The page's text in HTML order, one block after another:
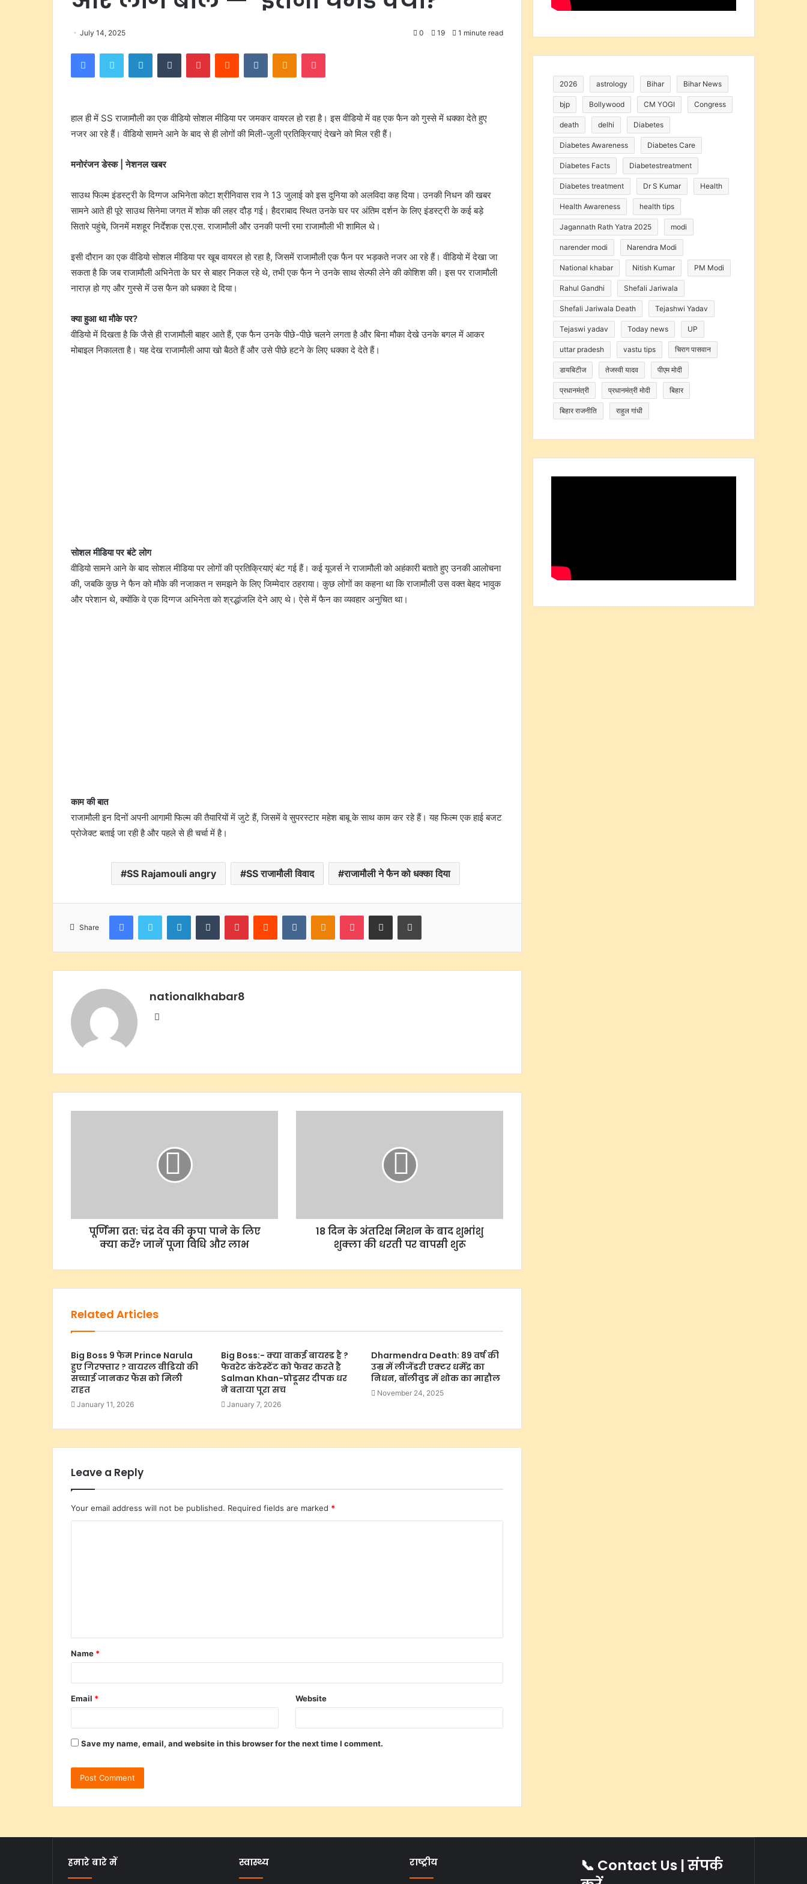
July 14, 2025 0 19 1 minute read
FacebookTwitter LinkedInTumblr PinterestReddit VKontakteOdnoklassniki
Pocket
हाल ही में SS राजामौली का एक वीडियो सोशल मीडिया पर जमकर वायरल हो रहा है। इस वीडियो में वह एक फैन को गुस्से में धक्का देते हुए
नजर आ रहे हैं। वीडियो सामने आने के बाद से ही लोगों की मिली-जुली प्रतिक्रियाएं देखने को मिल रही हैं।
मनोरंजन डेस्क | नेशनल खबर
साउथ फिल्म इंडस्ट्री के दिग्गज अभिनेता कोटा श्रीनिवास राव ने 13 जुलाई को इस दुनिया को अलविदा कह दिया। उनकी निधन की खबर
सामने आते ही पूरे साउथ सिनेमा जगत में शोक की लहर दौड़ गई। हैदराबाद स्थित उनके घर पर अंतिम दर्शन के लिए इंडस्ट्री के कई बड़े
सितारे पहुंचे, जिनमें मशहूर निर्देशक एस.एस. राजामौली और उनकी पत्नी रमा राजामौली भी शामिल थे।
इसी दौरान का एक वीडियो सोशल मीडिया पर खूब वायरल हो रहा है, जिसमें राजामौली एक फैन पर भड़कते नजर आ रहे हैं। वीडियो में देखा जा
सकता है कि जब राजामौली अभिनेता के घर से बाहर निकल रहे थे, तभी एक फैन ने उनके साथ सेल्फी लेने की कोशिश की। इस पर राजामौली
नाराज़ हो गए और गुस्से में उस फैन को धक्का दे दिया।
क्या हुआ था मौके पर?
वीडियो में दिखता है कि जैसे ही राजामौली बाहर आते हैं, एक फैन उनके पीछे-पीछे चलने लगता है और बिना मौका देखे उनके बगल में आकर
मोबाइल निकालता है। यह देख राजामौली आपा खो बैठते हैं और उसे पीछे हटने के लिए धक्का दे देते हैं।
सोशल मीडिया पर बंटे लोग
वीडियो सामने आने के बाद सोशल मीडिया पर लोगों की प्रतिक्रियाएं बंट गई हैं। कई यूजर्स ने राजामौली को अहंकारी बताते हुए उनकी आलोचना
की, जबकि कुछ ने फैन को मौके की नजाकत न समझने के लिए जिम्मेदार ठहराया। कुछ लोगों का कहना था कि राजामौली उस वक्त बेहद भावुक
और परेशान थे, क्योंकि वे एक दिग्गज अभिनेता को श्रद्धांजलि देने आए थे। ऐसे में फैन का व्यवहार अनुचित था।
काम की बात
राजामौली इन दिनों अपनी आगामी फिल्म की तैयारियों में जुटे हैं, जिसमें वे सुपरस्टार महेश बाबू के साथ काम कर रहे हैं। यह फिल्म एक हाई बजट
प्रोजेक्ट बताई जा रही है और पहले से ही चर्चा में है।
SS Rajamouli angry SS राजामौली विवाद राजामौली ने फैन को धक्का दिया
Share
FacebookTwitter LinkedInTumblr PinterestReddit VKontakteOdnoklassniki
Pocket Share via Email Print
nationalkhabar8
Website
पूर्णिमा व्रत: चंद्र देव की कृपा पाने के लिए
क्या करें? जानें पूजा विधि और लाभ
18 दिन के अंतरिक्ष मिशन के बाद शुभांशु
शुक्ला की धरती पर वापसी शुरू
Related Articles
Big Boss 9 फेम Prince Narula
हुए गिरफ्तार ? वायरल वीडियो की
सच्चाई जानकर फैंस को मिली
राहत
January 11, 2026
Big Boss:- क्या वाकई बायस्ड है ?
फेवरेट कंटेस्टेंट को फेवर करते है
Salman Khan-प्रोडूसर दीपक धर
ने बताया पूरा सच
January 7, 2026
Dharmendra Death: 89 वर्ष की
उम्र में लीजेंडरी एक्टर धर्मेंद्र का
निधन, बॉलीवुड में शोक का माहौल
November 24, 2025
Leave a Reply
Your email address will not be published. Required fields are marked *
Name *
Email * Website
Save my name, email, and website in this browser for the next time I comment.
2026 astrology Bihar Bihar News
bjp Bollywood CM YOGI Congress
death delhi Diabetes
Diabetes Awareness Diabetes Care
Diabetes Facts Diabetestreatment
Diabetes treatment Dr S Kumar Health
Health Awareness health tips
Jagannath Rath Yatra 2025 modi
narender modi Narendra Modi
National khabar Nitish Kumar PM Modi
Rahul Gandhi Shefali Jariwala
Shefali Jariwala Death Tejashwi Yadav
Tejaswi yadav Today news UP
uttar pradesh vastu tips चिराग पासवान
डायबिटीज तेजस्वी यादव पीएम मोदी
प्रधानमंत्री प्रधानमंत्री मोदी बिहार
बिहार राजनीति राहुल गांधी
हमारे बारे में स्वास्थ्य राष्ट्रीय
📞 Contact Us | संपर्क